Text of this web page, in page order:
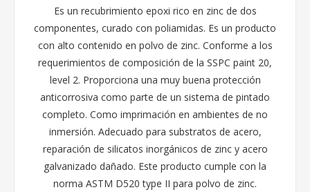
Es un recubrimiento epoxi rico en zinc de dos
componentes, curado con poliamidas. Es un producto
con alto contenido en polvo de zinc. Conforme a los
requerimientos de composición de la SSPC paint 20,
level 2. Proporciona una muy buena protección
anticorrosiva como parte de un sistema de pintado
completo. Como imprimación en ambientes de no
inmersión. Adecuado para substratos de acero,
reparación de silicatos inorgánicos de zinc y acero
galvanizado dañado. Este producto cumple con la
norma ASTM D520 type II para polvo de zinc.